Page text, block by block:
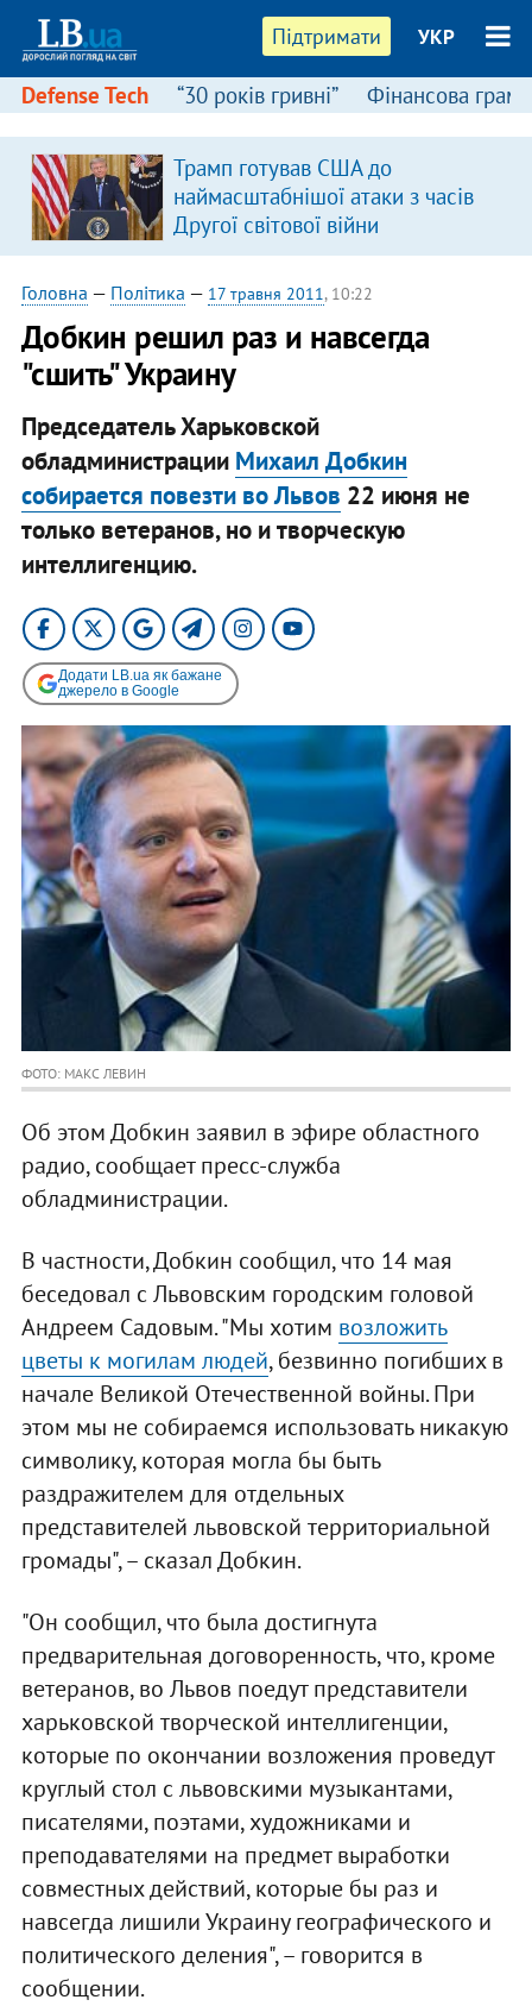
Підтримати УКР
Defense Tech “30 років гривні” Фінансова
Трамп готував США до
наймасштабнішої атаки з часів
Другої світової війни
Головна — Політика — 17 травня 2011, 10:22
Добкин решил раз и навсегда
"сшить" Украину
Председатель Харьковской
обладминистрации Михаил Добкин
собирается повезти во Львов 22 июня не
только ветеранов, но и творческую
интеллигенцию.
Додати LB.ua як бажане
джерело в Google
ФОТО: МАКС ЛЕВИН
Об этом Добкин заявил в эфире областного
радио, сообщает пресс-служба
обладминистрации.
В частности, Добкин сообщил, что 14 мая
беседовал с Львовским городским головой
Андреем Садовым. "Мы хотим возложить
цветы к могилам людей, безвинно погибших в
начале Великой Отечественной войны. При
этом мы не собираемся использовать никакую
символику, которая могла бы быть
раздражителем для отдельных
представителей львовской территориальной
громады", – сказал Добкин.
"Он сообщил, что была достигнута
предварительная договоренность, что, кроме
ветеранов, во Львов поедут представители
харьковской творческой интеллигенции,
которые по окончании возложения проведут
круглый стол с львовскими музыкантами,
писателями, поэтами, художниками и
преподавателями на предмет выработки
совместных действий, которые бы раз и
навсегда лишили Украину географического и
политического деления", – говорится в
сообщении.